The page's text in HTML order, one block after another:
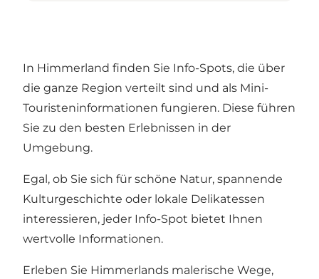
In Himmerland finden Sie Info-Spots, die über
die ganze Region verteilt sind und als Mini-
Touristeninformationen fungieren. Diese führen
Sie zu den besten Erlebnissen in der
Umgebung.
Egal, ob Sie sich für schöne Natur, spannende
Kulturgeschichte oder lokale Delikatessen
interessieren, jeder Info-Spot bietet Ihnen
wertvolle Informationen.
Erleben Sie Himmerlands malerische Wege,